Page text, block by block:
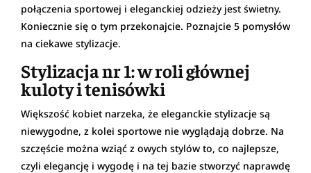
połączenia sportowej i eleganckiej odzieży jest świetny.
Koniecznie się o tym przekonajcie. Poznajcie 5 pomysłów
na ciekawe stylizacje.
Stylizacja nr 1: w roli głównej
kuloty i tenisówki
Większość kobiet narzeka, że eleganckie stylizacje są
niewygodne, z kolei sportowe nie wyglądają dobrze. Na
szczęście można wziąć z owych stylów to, co najlepsze,
czyli elegancję i wygodę i na tej bazie stworzyć naprawdę